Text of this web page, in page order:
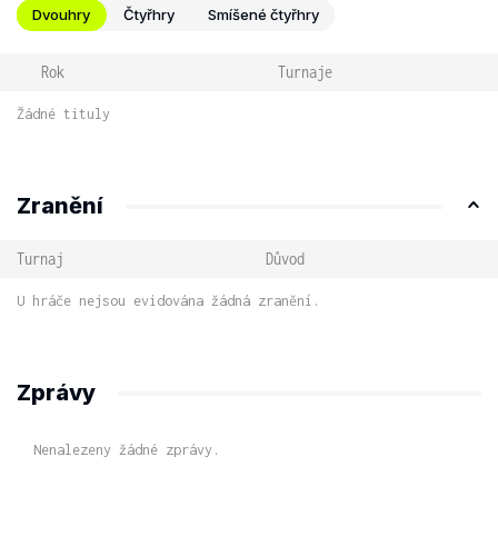
Dvouhry Čtyřhry Smíšené čtyřhry
Rok Turnaje
Žádné tituly
Zranění
Turnaj Důvod
U hráče nejsou evidována žádná zranění.
Zprávy
Nenalezeny žádné zprávy.